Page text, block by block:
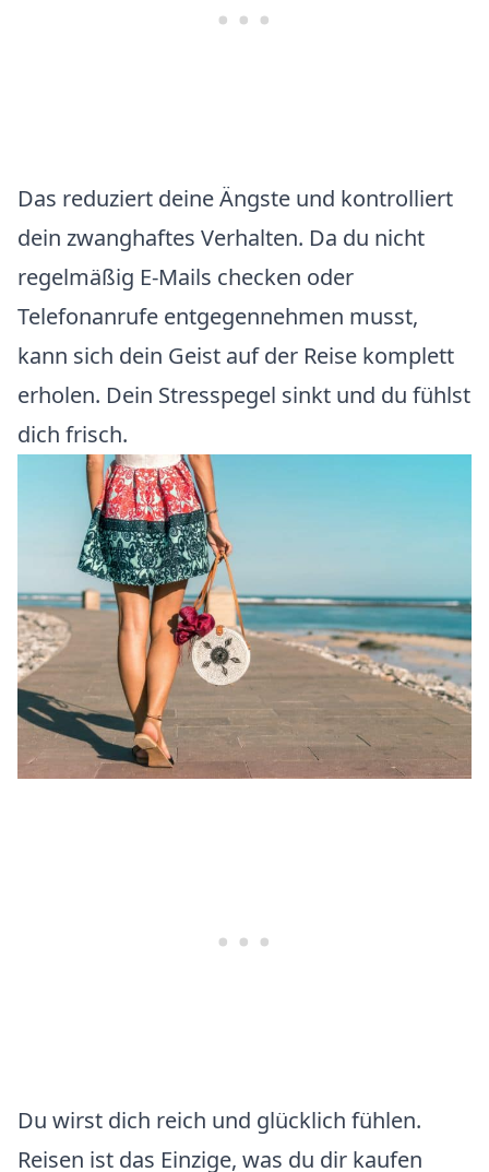
Das reduziert deine Ängste und kontrolliert
dein zwanghaftes Verhalten. Da du nicht
regelmäßig E-Mails checken oder
Telefonanrufe entgegennehmen musst,
kann sich dein Geist auf der Reise komplett
erholen. Dein Stresspegel sinkt und du fühlst
dich frisch.
Du wirst dich reich und glücklich fühlen.
Reisen ist das Einzige, was du dir kaufen